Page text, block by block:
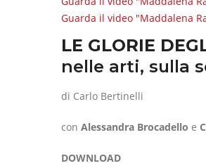
Guarda il video "Maddalena
LE GLORIE
nelle arti, sulla
di Carlo Bertinelli
con Alessandra Brocadello e
DOWNLOAD